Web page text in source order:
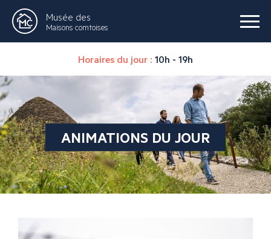
Musée des
Maisons comtoises
Horaires du jour : 10h - 19h
ANIMATIONS DU JOUR